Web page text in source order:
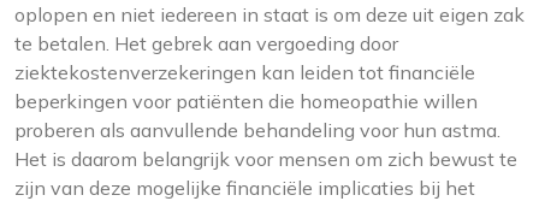
oplopen en niet iedereen in staat is om deze uit eigen zak
te betalen. Het gebrek aan vergoeding door
ziektekostenverzekeringen kan leiden tot financiële
beperkingen voor patiënten die homeopathie willen
proberen als aanvullende behandeling voor hun astma.
Het is daarom belangrijk voor mensen om zich bewust te
zijn van deze mogelijke financiële implicaties bij het